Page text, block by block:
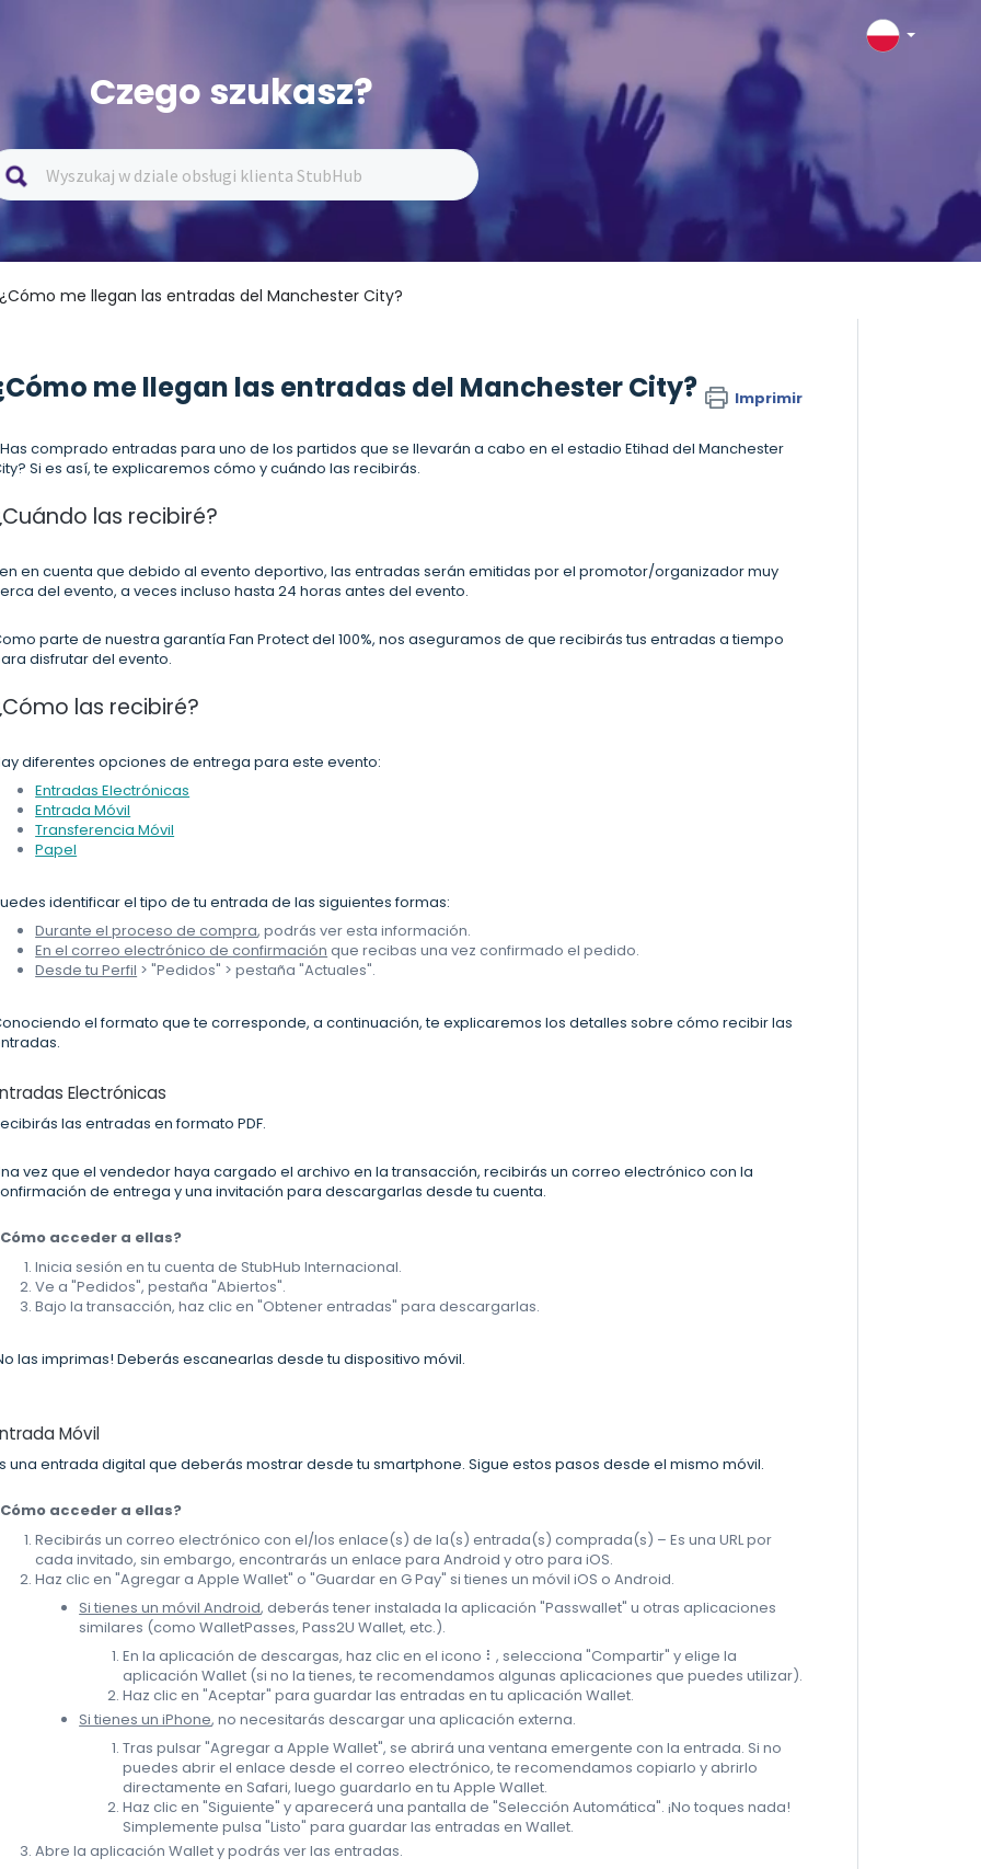
Czego szukasz?
me llegan las entradas del Manchester City?
me llegan las entradas del Manchester City? Imprimir
comprado entradas para uno de los partidos que se llevarán a cabo en el estadio Etihad del Manchester
Si es así, te explicaremos cómo y cuándo las recibirás.
las recibiré?
en cuenta que debido al evento deportivo, las entradas serán emitidas por el promotor/organizador muy
del evento, a veces incluso hasta 24 horas antes del evento.
parte de nuestra garantía Fan Protect del 100%, nos aseguramos de que recibirás tus entradas a tiempo
disfrutar del evento.
las recibiré?
diferentes opciones de entrega para este evento:
Entradas Electrónicas
Entrada Móvil
Transferencia Móvil
Papel
identificar el tipo de tu entrada de las siguientes formas:
Durante el proceso de compra, podrás ver esta información.
En el correo electrónico de confirmación que recibas una vez confirmado el pedido.
Desde tu Perfil > "Pedidos" > pestaña "Actuales".
el formato que te corresponde, a continuación, te explicaremos los detalles sobre cómo recibir las
Electrónicas
las entradas en formato PDF.
vez que el vendedor haya cargado el archivo en la transacción, recibirás un correo electrónico con la
de entrega y una invitación para descargarlas desde tu cuenta.
acceder a ellas?
Inicia sesión en tu cuenta de StubHub Internacional.
Ve a "Pedidos", pestaña "Abiertos".
Bajo la transacción, haz clic en "Obtener entradas" para descargarlas.
las imprimas! Deberás escanearlas desde tu dispositivo móvil.
Móvil
una entrada digital que deberás mostrar desde tu smartphone. Sigue estos pasos desde el mismo móvil.
acceder a ellas?
Recibirás un correo electrónico con el/los enlace(s) de la(s) entrada(s) comprada(s) – Es una URL por
cada invitado, sin embargo, encontrarás un enlace para Android y otro para iOS.
Haz clic en "Agregar a Apple Wallet" o "Guardar en G Pay" si tienes un móvil iOS o Android.
Si tienes un móvil Android, deberás tener instalada la aplicación "Passwallet" u otras aplicaciones
similares (como WalletPasses, Pass2U Wallet, etc.).
En la aplicación de descargas, haz clic en el icono ⠇, selecciona "Compartir" y elige la
aplicación Wallet (si no la tienes, te recomendamos algunas aplicaciones que puedes utilizar).
Haz clic en "Aceptar" para guardar las entradas en tu aplicación Wallet.
Si tienes un iPhone, no necesitarás descargar una aplicación externa.
Tras pulsar "Agregar a Apple Wallet", se abrirá una ventana emergente con la entrada. Si no
puedes abrir el enlace desde el correo electrónico, te recomendamos copiarlo y abrirlo
directamente en Safari, luego guardarlo en tu Apple Wallet.
Haz clic en "Siguiente" y aparecerá una pantalla de "Selección Automática". ¡No toques nada!
Simplemente pulsa "Listo" para guardar las entradas en Wallet.
Abre la aplicación Wallet y podrás ver las entradas.